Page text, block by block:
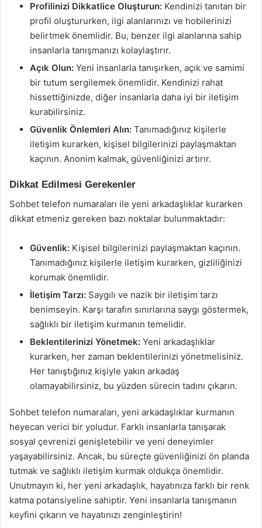
Profilinizi Dikkatlice Oluşturun: Kendinizi tanıtan bir
profil oluştururken, ilgi alanlarınızı ve hobilerinizi
belirtmek önemlidir. Bu, benzer ilgi alanlarına sahip
insanlarla tanışmanızı kolaylaştırır.
Açık Olun: Yeni insanlarla tanışırken, açık ve samimi
bir tutum sergilemek önemlidir. Kendinizi rahat
hissettiğinizde, diğer insanlarla daha iyi bir iletişim
kurabilirsiniz.
Güvenlik Önlemleri Alın: Tanımadığınız kişilerle
iletişim kurarken, kişisel bilgilerinizi paylaşmaktan
kaçının. Anonim kalmak, güvenliğinizi artırır.
Dikkat Edilmesi Gerekenler
Sohbet telefon numaraları ile yeni arkadaşlıklar kurarken
dikkat etmeniz gereken bazı noktalar bulunmaktadır:
Güvenlik: Kişisel bilgilerinizi paylaşmaktan kaçının.
Tanımadığınız kişilerle iletişim kurarken, gizliliğinizi
korumak önemlidir.
İletişim Tarzı: Saygılı ve nazik bir iletişim tarzı
benimseyin. Karşı tarafın sınırlarına saygı göstermek,
sağlıklı bir iletişim kurmanın temelidir.
Beklentilerinizi Yönetmek: Yeni arkadaşlıklar
kurarken, her zaman beklentilerinizi yönetmelisiniz.
Her tanıştığınız kişiyle yakın arkadaş
olamayabilirsiniz, bu yüzden sürecin tadını çıkarın.
Sohbet telefon numaraları, yeni arkadaşlıklar kurmanın
heyecan verici bir yoludur. Farklı insanlarla tanışarak
sosyal çevrenizi genişletebilir ve yeni deneyimler
yaşayabilirsiniz. Ancak, bu süreçte güvenliğinizi ön planda
tutmak ve sağlıklı iletişim kurmak oldukça önemlidir.
Unutmayın ki, her yeni arkadaşlık, hayatınıza farklı bir renk
katma potansiyeline sahiptir. Yeni insanlarla tanışmanın
keyfini çıkarın ve hayatınızı zenginleştirin!